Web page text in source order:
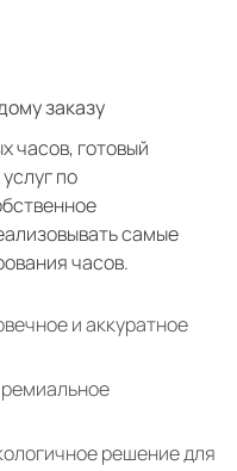
заказу
часов, готовый
по
самые
часов.
и аккуратное
решение для